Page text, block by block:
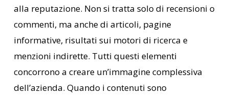
alla reputazione. Non si tratta solo di recensioni o
commenti, ma anche di articoli, pagine
informative, risultati sui motori di ricerca e
menzioni indirette. Tutti questi elementi
concorrono a creare un’immagine complessiva
dell’azienda. Quando i contenuti sono